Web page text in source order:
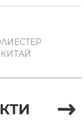
КИТАЙ